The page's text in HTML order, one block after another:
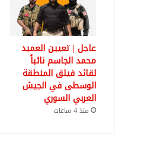
عاجل | تعيين العميد
محمد الجاسم نائباً
لقائد فيلق المنطقة
الوسطى في الجيش
العربي السوري
منذ 4 ساعات